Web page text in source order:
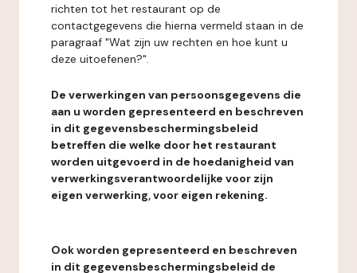
richten tot het restaurant op de
contactgegevens die hierna vermeld staan in de
paragraaf "Wat zijn uw rechten en hoe kunt u
deze uitoefenen?".
De verwerkingen van persoonsgegevens die
aan u worden gepresenteerd en beschreven
in dit gegevensbeschermingsbeleid
betreffen die welke door het restaurant
worden uitgevoerd in de hoedanigheid van
verwerkingsverantwoordelijke voor zijn
eigen verwerking, voor eigen rekening.
Ook worden gepresenteerd en beschreven
in dit gegevensbeschermingsbeleid de